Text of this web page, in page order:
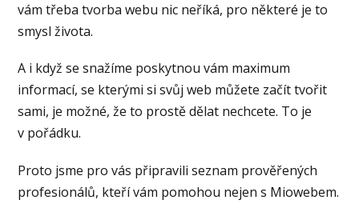
vám třeba tvorba webu nic neříká, pro některé je to
smysl života.
A i když se snažíme poskytnou vám maximum
informací, se kterými si svůj web můžete začít tvořit
sami, je možné, že to prostě dělat nechcete. To je
v pořádku.
Proto jsme pro vás připravili seznam prověřených
profesionálů, kteří vám pomohou nejen s Miowebem.